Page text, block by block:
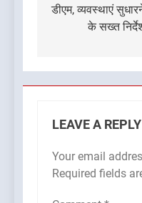
डीएम, व्यवस्थाएं
के सख्त
LEAVE A REPLY
Your email
Required fields